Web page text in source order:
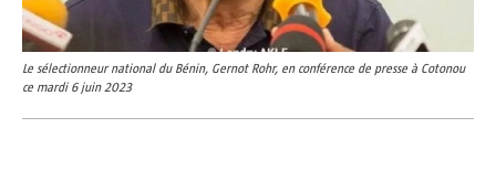
Le sélectionneur national du Bénin, Gernot Rohr, en conférence de presse à Cotonou
ce mardi 6 juin 2023